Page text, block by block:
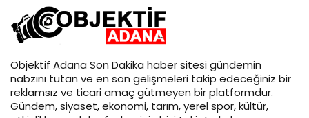
Objektif Adana Son Dakika haber sitesi gündemin
nabzını tutan ve en son gelişmeleri takip edeceğiniz bir
reklamsız ve ticari amaç gütmeyen bir platformdur.
Gündem, siyaset, ekonomi, tarım, yerel spor, kültür,